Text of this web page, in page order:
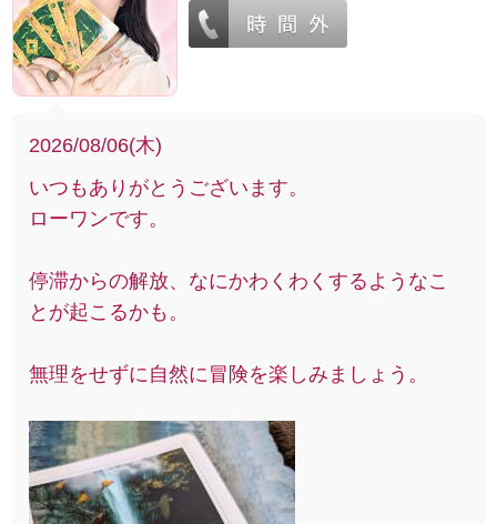
2026/08/06(木)
いつもありがとうございます。
ローワンです。
停滞からの解放、なにかわくわくするようなこ
とが起こるかも。
無理をせずに自然に冒険を楽しみましょう。